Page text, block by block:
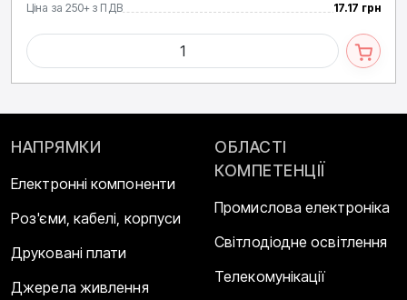
Ціна за 250+ з ПДВ
17.17 грн
НАПРЯМКИ
Електронні компоненти
Роз'єми, кабелі, корпуси
Друковані плати
Джерела живлення
ОБЛАСТІ
КОМПЕТЕНЦІЇ
Промислова електроніка
Світлодіодне освітлення
Телекомунікації